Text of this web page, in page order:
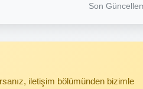
Son
iletişim bölümünden bizimle